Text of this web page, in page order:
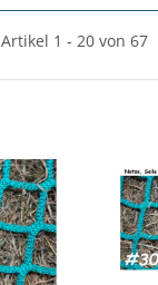
Artikel 1 - 20 von 67